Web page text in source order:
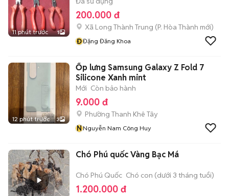
11 phút trước 1
200.000 đ
Xã Long Thành Trung (P. Hòa Thành mới)
ĐĐặng Đăng Khoa
12 phút trước 3
Ốp lưng Samsung Galaxy Z Fold 7
Silicone Xanh mint
Mới Còn bảo hành
9.000 đ
Phường Thanh Khê Tây
NNguyễn Nam Công Huy
Chó Phú quốc Vàng Bạc Má
Chó Phú Quốc Chó con (dưới 3 tháng tuổi)
1.200.000 đ